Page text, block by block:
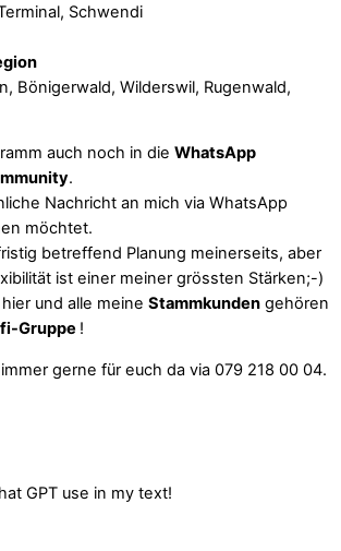
Schwendi
Bönigerwald, Wilderswil, Rugenwald,
auch noch in die WhatsApp
.
Nachricht an mich via WhatsApp
möchtet.
betreffend Planung meinerseits, aber
ist einer meiner grössten Stärken;-)
und alle meine Stammkunden gehören
Gruppe !
gerne für euch da via 079 218 00 04.
GPT use in my text!